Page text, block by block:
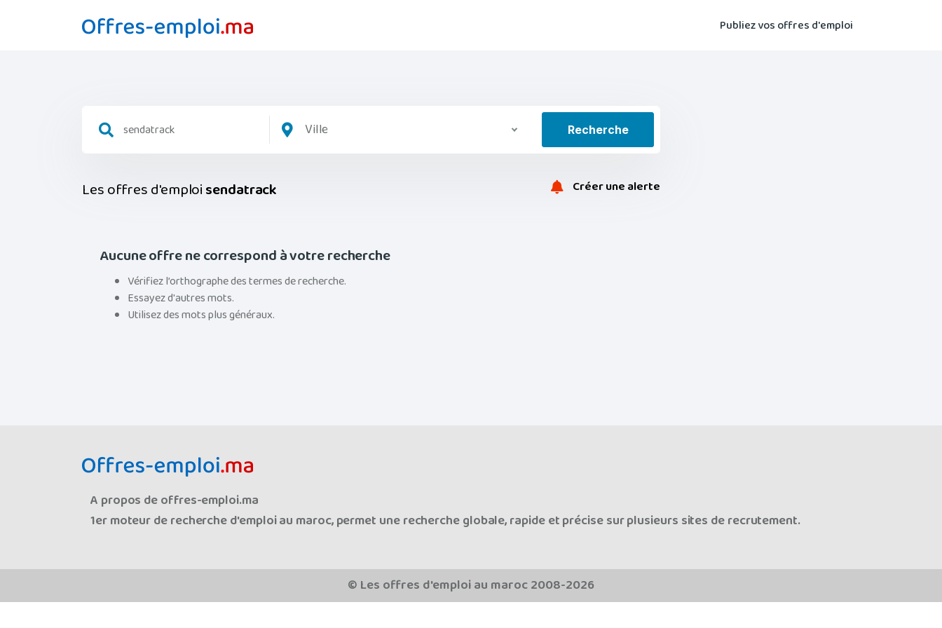
Publiez vos offres d'emploi
Ville Recherche
Les offres d'emploisendatrack Créer une alerte
Aucune offre ne correspond à votre recherche
Vérifiez l’orthographe des termes de recherche.
Essayez d'autres mots.
Utilisez des mots plus généraux.
A propos de offres-emploi.ma
1er moteur de recherche d'emploi au maroc, permet une recherche globale, rapide et précise sur plusieurs sites de recrutement.
© Les offres d'emploi au maroc 2008-2026